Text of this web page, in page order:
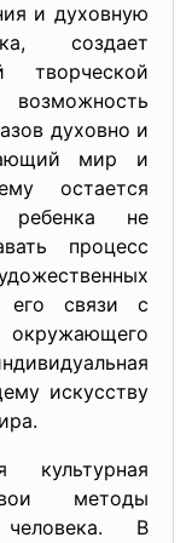
и духовную
создает
творческой
духовно и
мир и
остается
ребенка не
процесс
его связи с
искусству
культурная
методы
В